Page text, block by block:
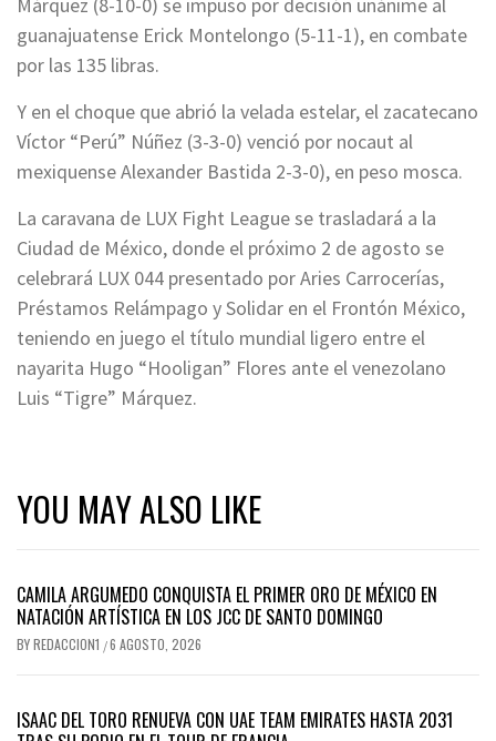
guanajuatense Erick Montelongo (5-11-1), en combate
por las 135 libras.
Y en el choque que abrió la velada estelar, el zacatecano
Víctor “Perú” Núñez (3-3-0) venció por nocaut al
mexiquense Alexander Bastida 2-3-0), en peso mosca.
La caravana de LUX Fight League se trasladará a la
Ciudad de México, donde el próximo 2 de agosto se
celebrará LUX 044 presentado por Aries Carrocerías,
Préstamos Relámpago y Solidar en el Frontón México,
teniendo en juego el título mundial ligero entre el
nayarita Hugo “Hooligan” Flores ante el venezolano
Luis “Tigre” Márquez.
YOU MAY ALSO LIKE
CAMILA ARGUMEDO CONQUISTA EL PRIMER ORO DE MÉXICO EN
NATACIÓN ARTÍSTICA EN LOS JCC DE SANTO DOMINGO
BYREDACCION1 /6 AGOSTO, 2026
ISAAC DEL TORO RENUEVA CON UAE TEAM EMIRATES HASTA 2031